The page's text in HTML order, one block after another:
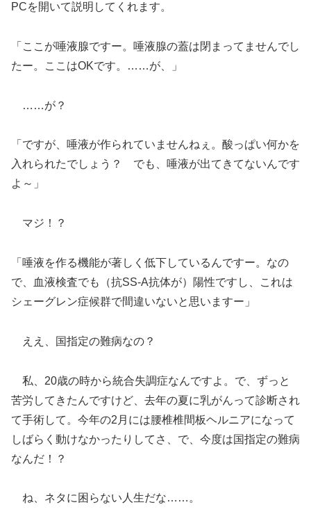
PCを開いて説明してくれます。
「ここが唾液腺ですー。唾液腺の蓋は閉まってませんでし
たー。ここはOKです。……が、」
……が？
「ですが、唾液が作られていませんねぇ。酸っぱい何かを
入れられたでしょう？ でも、唾液が出てきてないんです
よ～」
マジ！？
「唾液を作る機能が著しく低下しているんですー。なの
で、血液検査でも（抗SS-A抗体が）陽性ですし、これは
シェーグレン症候群で間違いないと思いますー」
ええ、国指定の難病なの？
私、20歳の時から統合失調症なんですよ。で、ずっと
苦労してきたんですけど、去年の夏に乳がんって診断され
て手術して。今年の2月には腰椎椎間板ヘルニアになって
しばらく動けなかったりしてさ、で、今度は国指定の難病
なんだ！？
ね、ネタに困らない人生だな……。